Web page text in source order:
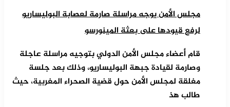
مجلس الأمن يوجه مراسلة صارمة لعصابة البوليساريو
لرفع قيودها على بعثة المينورسو
قام أعضاء مجلس الأمن الدولي بتوجيه مراسلة عاجلة
وصارمة لقيادة جبهة البوليساريو، وذلك بعد جلسة
مغلقة لمجلس الأمن حول قضية الصحراء المغربية، حيث
طالب هذ